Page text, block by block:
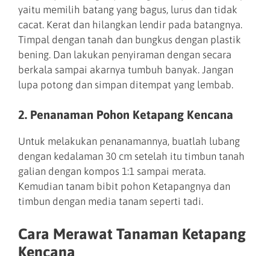
yaitu memilih batang yang bagus, lurus dan tidak
cacat. Kerat dan hilangkan lendir pada batangnya.
Timpal dengan tanah dan bungkus dengan plastik
bening. Dan lakukan penyiraman dengan secara
berkala sampai akarnya tumbuh banyak. Jangan
lupa potong dan simpan ditempat yang lembab.
2. Penanaman Pohon Ketapang Kencana
Untuk melakukan penanamannya, buatlah lubang
dengan kedalaman 30 cm setelah itu timbun tanah
galian dengan kompos 1:1 sampai merata.
Kemudian tanam bibit pohon Ketapangnya dan
timbun dengan media tanam seperti tadi.
Cara Merawat Tanaman Ketapang
Kencana